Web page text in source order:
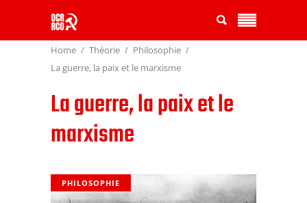
Home Théorie
Philosophie
La guerre, la paix et le marxisme
La guerre, la paix et le
marxisme
PHILOSOPHIE